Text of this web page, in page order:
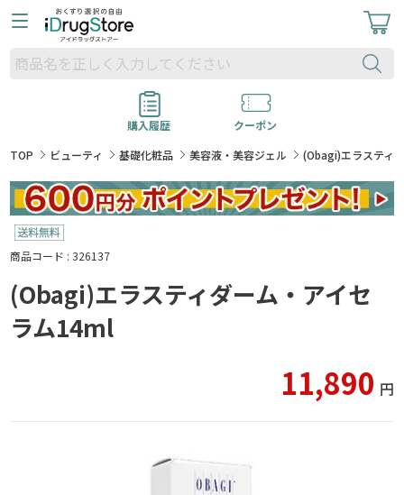
購入履歴
クーポン
TOP
ビューティ 基礎化粧品 美容液・美容ジェル (Obagi)エラスティ
商品コード : 326137
(Obagi)エラスティダーム・アイセ
ラム14ml
11,890 円